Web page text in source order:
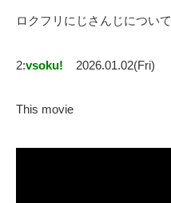
ロクフリにじさんじについて
2:vsoku! 2026.01.02(Fri)
This movie